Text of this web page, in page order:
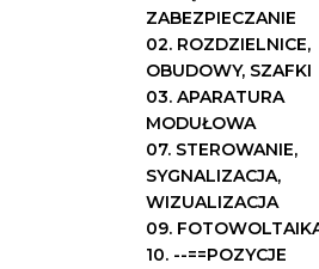
ZABEZPIECZANIE
02. ROZDZIELNICE,
OBUDOWY, SZAFKI
03. APARATURA
MODUŁOWA
07. STEROWANIE,
SYGNALIZACJA,
WIZUALIZACJA
09.
10. --==POZYCJE